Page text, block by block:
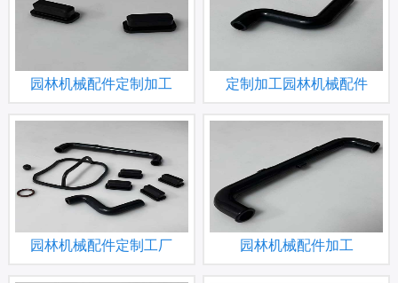
园林机械配件定制加工 定制加工园林机械配件
园林机械配件定制工厂 园林机械配件加工